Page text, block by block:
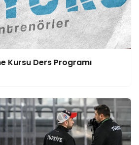
Kursu Ders Programı